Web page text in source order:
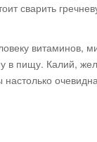
сварить
витаминов,
в пищу. Калий,